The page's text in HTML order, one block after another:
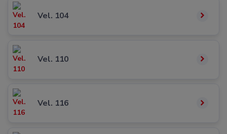
Vel. 104
Vel. 110
Vel. 116